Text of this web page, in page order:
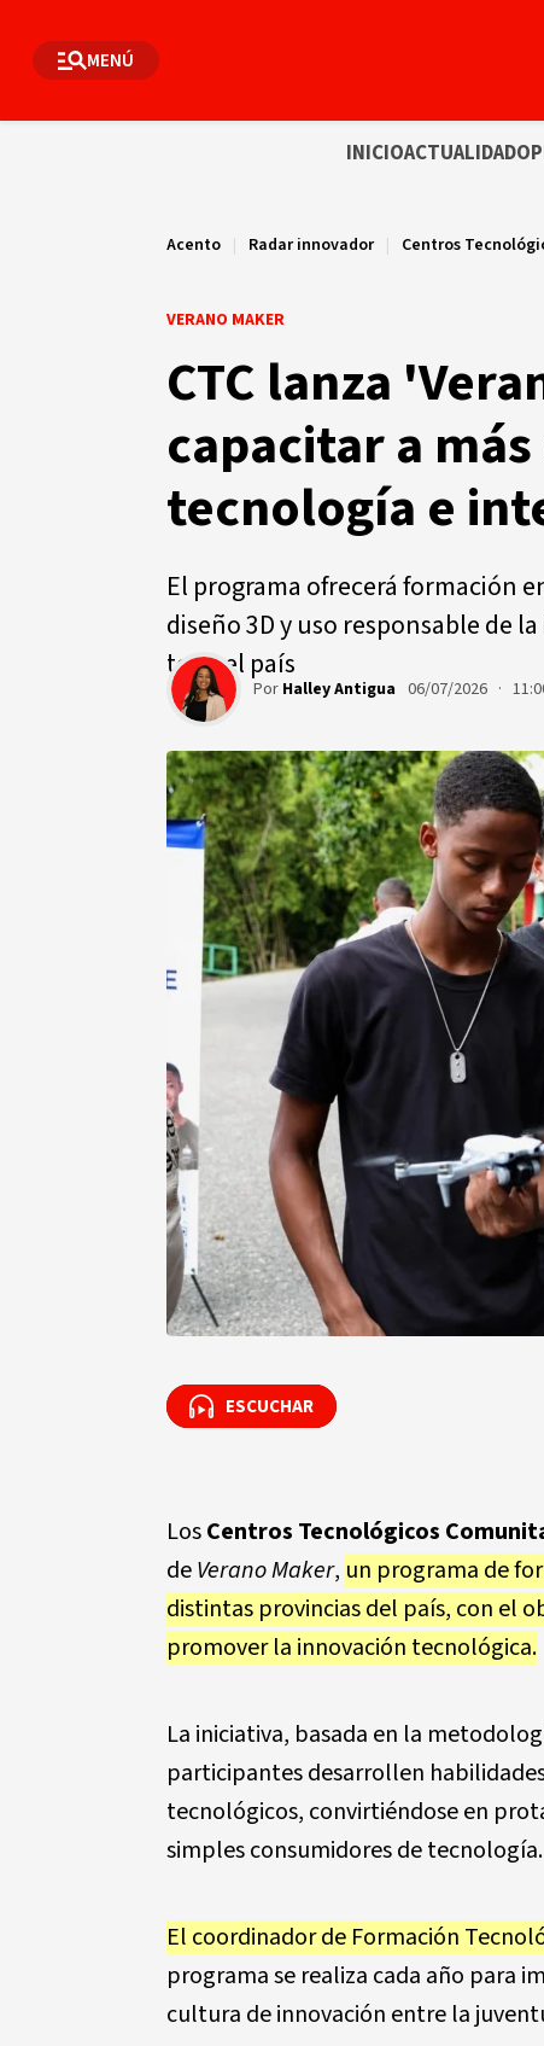
MENÚ
INICIOACTUALIDAD
Acento | Radar innovador | Centros
VERANO MAKER
CTC lanza
capacitar a
tecnología e
El programa ofrecerá formación
diseño 3D y uso responsable de
todo el país
Por Halley Antigua 06/07/2026 ·
ESCUCHAR
ESCUCHAR
LosCentros Tecnológicos
deVerano Maker, un programa de
distintas provincias del país, con el
promover la innovación tecnológica.
La iniciativa, basada en la
participantes desarrollen
tecnológicos, convirtiéndose en
simples consumidores de tecnología.
El coordinador de Formación
programa se realiza cada año para
cultura de innovación entre la